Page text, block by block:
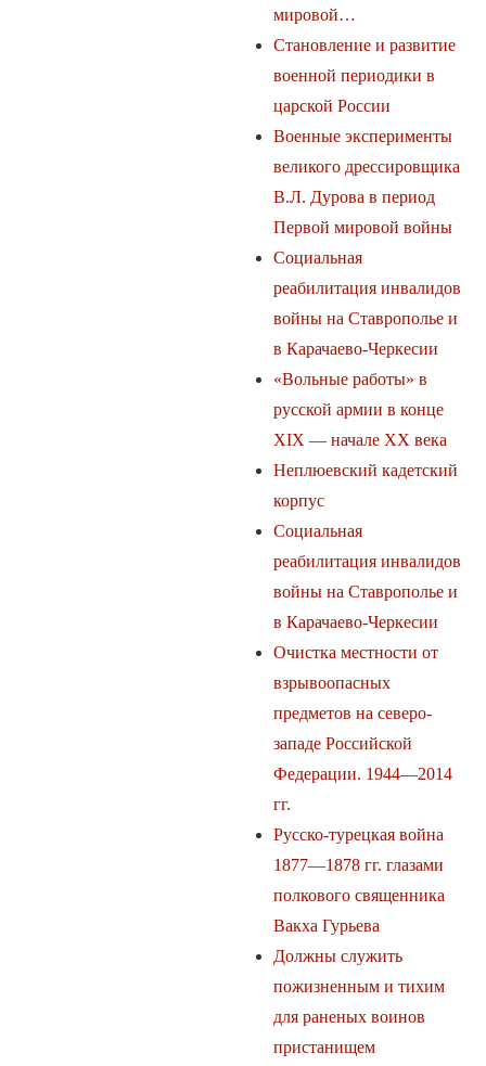
мировой…
Становление и развитие
военной периодики в
царской России
Военные эксперименты
великого дрессировщика
В.Л. Дурова в период
Первой мировой войны
Социальная
реабилитация инвалидов
войны на Ставрополье и
в Карачаево-Черкесии
«Вольные работы» в
русской армии в конце
XIX — начале ХХ века
Неплюевский кадетский
корпус
Социальная
реабилитация инвалидов
войны на Ставрополье и
в Карачаево-Черкесии
Очистка местности от
взрывоопасных
предметов на северо-
западе Российской
Федерации. 1944—2014
гг.
Русско-турецкая война
1877—1878 гг. глазами
полкового священника
Вакха Гурьева
Должны служить
пожизненным и тихим
для раненых воинов
пристанищем